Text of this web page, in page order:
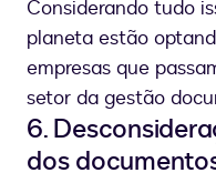
Considerando tudo
planeta estão
empresas que
setor da gestão
6.
dos